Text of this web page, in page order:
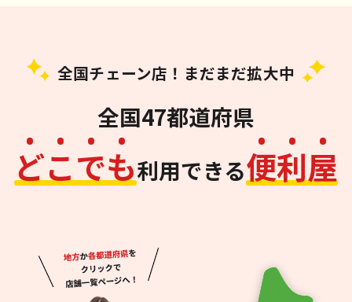
全国チェーン店！まだまだ拡大中
全国47都道府県
どこでも利用できる便利屋